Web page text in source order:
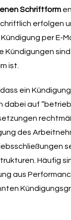
Schriftform
erfolgen
per E-
ist.
ein
auf
des
Häufig
aus